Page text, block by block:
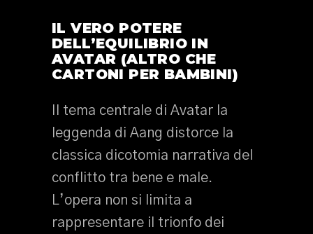
IL VERO POTERE
DELL’EQUILIBRIO IN
AVATAR (ALTRO CHE
CARTONI PER BAMBINI)
Il tema centrale di Avatar la
leggenda di Aang distorce la
classica dicotomia narrativa del
conflitto tra bene e male.
L’opera non si limita a
rappresentare il trionfo dei